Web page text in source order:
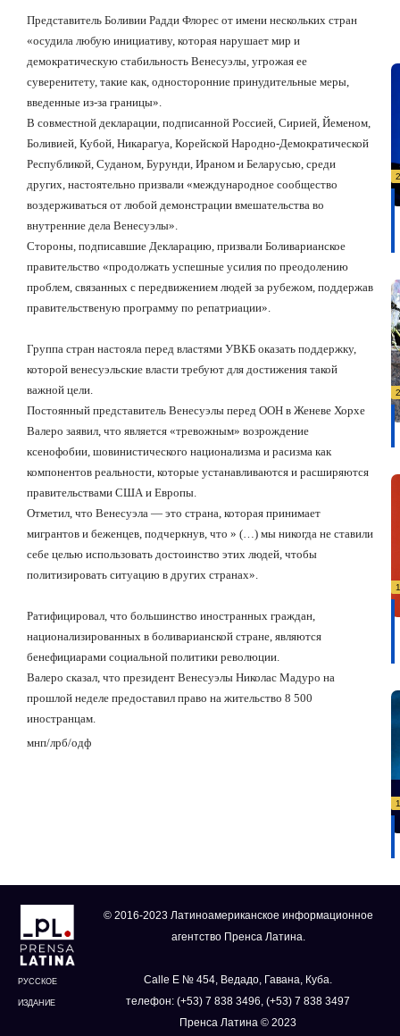
Представитель Боливии Радди Флорес от имени нескольких стран
«осудила любую инициативу, которая нарушает мир и
демократическую стабильность Венесуэлы, угрожая ее
суверенитету, такие как, односторонние принудительные меры,
введенные из-за границы».
В совместной декларации, подписанной Россией, Сирией, Йеменом,
Боливией, Кубой, Никарагуа, Корейской Народно-Демократической
Республикой, Суданом, Бурунди, Ираном и Беларусью, среди
других, настоятельно призвали «международное сообщество
воздерживаться от любой демонстрации вмешательства во
внутренние дела Венесуэлы».
Стороны, подписавшие Декларацию, призвали Боливарианское
правительство «продолжать успешные усилия по преодолению
проблем, связанных с передвижением людей за рубежом, поддержав
правительственую программу по репатриации».
Группа стран настояла перед властями УВКБ оказать поддержку,
которой венесуэльские власти требуют для достижения такой
важной цели.
Постоянный представитель Венесуэлы перед ООН в Женеве Хорхе
Валеро заявил, что является «тревожным» возрождение
ксенофобии, шовинистического национализма и расизма как
компонентов реальности, которые устанавливаются и расширяются
правительствами США и Европы.
Отметил, что Венесуэла — это страна, которая принимает
мигрантов и беженцев, подчеркнув, что » (…) мы никогда не ставили
себе целью использовать достоинство этих людей, чтобы
политизировать ситуацию в других странах».
Ратифицировал, что большинство иностранных граждан,
национализированных в боливарианской стране, являются
бенефициарами социальной политики революции.
Валеро сказал, что президент Венесуэлы Николас Мадуро на
прошлой неделе предоставил право на жительство 8 500
иностранцам.
мнп/лрб/одф
РУССКОЕ
ИЗДАНИЕ
© 2016-2023 Латиноамериканское информационное
агентство Пренса Латина.
Calle E № 454, Ведадо, Гавана, Куба.
телефон: (+53) 7 838 3496, (+53) 7 838 3497
Пренса Латина © 2023